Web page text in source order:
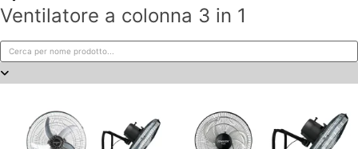
Ventilatore a colonna 3 in 1